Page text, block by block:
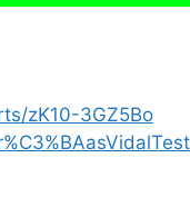
zK10-3GZ5Bo